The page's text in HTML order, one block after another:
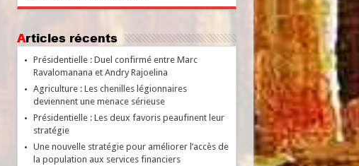
Articles récents
Présidentielle : Duel confirmé entre Marc
Ravalomanana et Andry Rajoelina
Agriculture : Les chenilles légionnaires
deviennent une menace sérieuse
Présidentielle : Les deux favoris peaufinent leur
stratégie
Une nouvelle stratégie pour améliorer l’accès de
la population aux services financiers